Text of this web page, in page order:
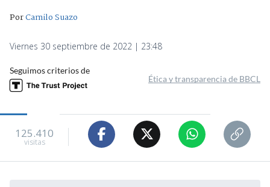
PorCamilo Suazo
Viernes 30 septiembre de 2022 | 23:48
Seguimos criterios de
Ética y transparencia de BBCL
125.410
visitas